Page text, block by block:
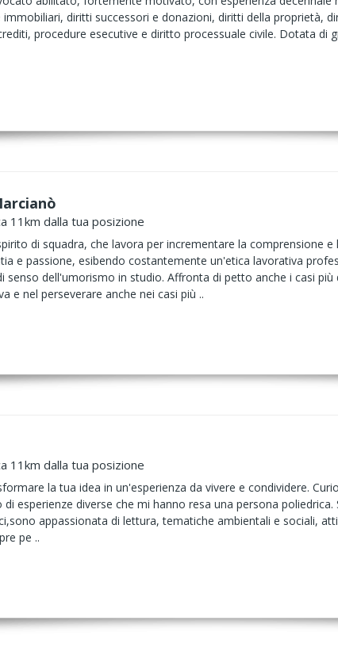
diritti successori e donazioni, diritti della proprietà,
procedure esecutive e diritto processuale civile. Dotata
11km dalla tua posizione
di squadra, che lavora per incrementare la comprensione
e passione, esibendo costantemente un'etica lavorativa
senso dell'umorismo in studio. Affronta di petto anche i casi
e nel perseverare anche nei casi più ..
11km dalla tua posizione
la tua idea in un'esperienza da vivere e condividere.
esperienze diverse che mi hanno resa una persona
appassionata di lettura, tematiche ambientali e sociali,
pe ..